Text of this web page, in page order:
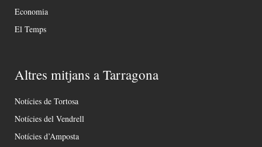
Economia
El Temps
Altres mitjans a Tarragona
Notícies de Tortosa
Notícies del Vendrell
Notícies d’Amposta